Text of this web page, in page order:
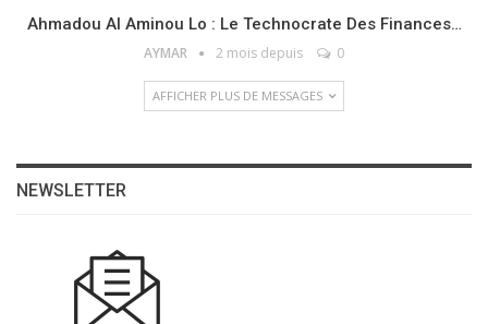
Ahmadou Al Aminou Lo : Le Technocrate Des Finances…
AYMAR 2 mois depuis 0
AFFICHER PLUS DE MESSAGES
NEWSLETTER